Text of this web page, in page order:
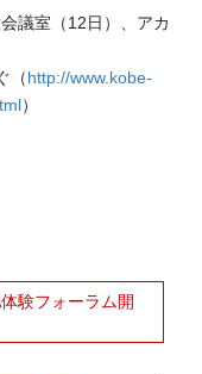
議室（12日）、アカ
（http://www.kobe-
）
験フォーラム開